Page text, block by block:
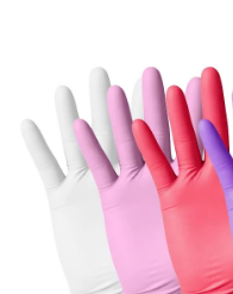
hvězdiček.